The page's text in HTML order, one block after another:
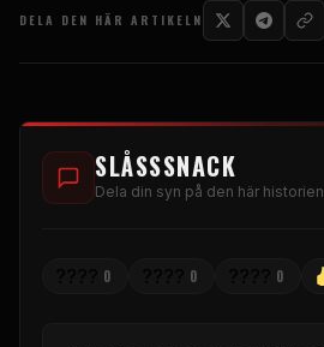
DELA DEN HÄR ARTIKELN
SLÅSSSNACK
Dela din syn på den här historien
0 0 0